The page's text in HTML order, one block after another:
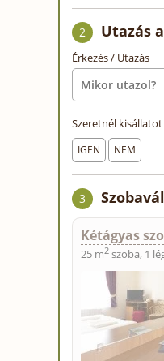
2 Utazás
Érkezés / Utazás
Szeretnél
IGEN NEM
3
Kétágyas
25 m2 szoba, 1